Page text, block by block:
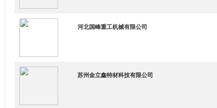
河北国峰重工机械有限公司
苏州金立鑫特材科技有限公司